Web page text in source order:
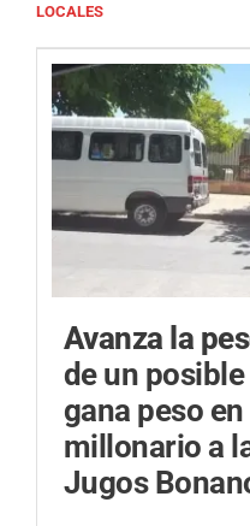
LOCALES
Avanza la
de un
gana peso
millonario a
Jugos